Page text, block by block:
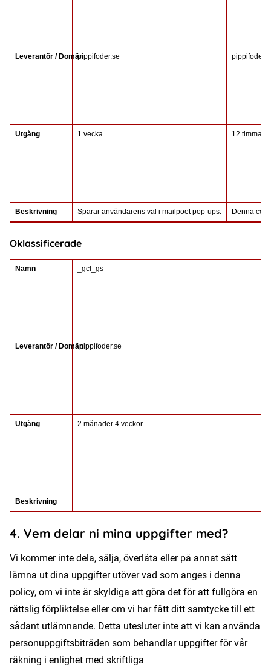
Leverantör / Domän
Utgång
Beskrivning
pippifoder.se
1 vecka
Sparar användarens val i mailpoet pop-ups.
12 timmar
Denna
Oklassificerade
Namn
Leverantör / Domän
Utgång
Beskrivning
_gcl_gs
.pippifoder.se
2 månader 4 veckor
4. Vem delar ni mina uppgifter med?
Vi kommer inte dela, sälja, överlåta eller på annat sätt
lämna ut dina uppgifter utöver vad som anges i denna
policy, om vi inte är skyldiga att göra det för att fullgöra en
rättslig förpliktelse eller om vi har fått ditt samtycke till ett
sådant utlämnande. Detta utesluter inte att vi kan använda
personuppgiftsbiträden som behandlar uppgifter för vår
räkning i enlighet med skriftliga